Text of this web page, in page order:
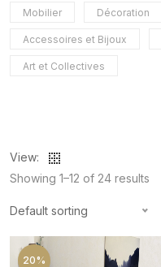
Mobilier Décoration
Accessoires et Bijoux
Art et Collectives
View:
Showing 1–12 of 24 results
Default sorting
20%